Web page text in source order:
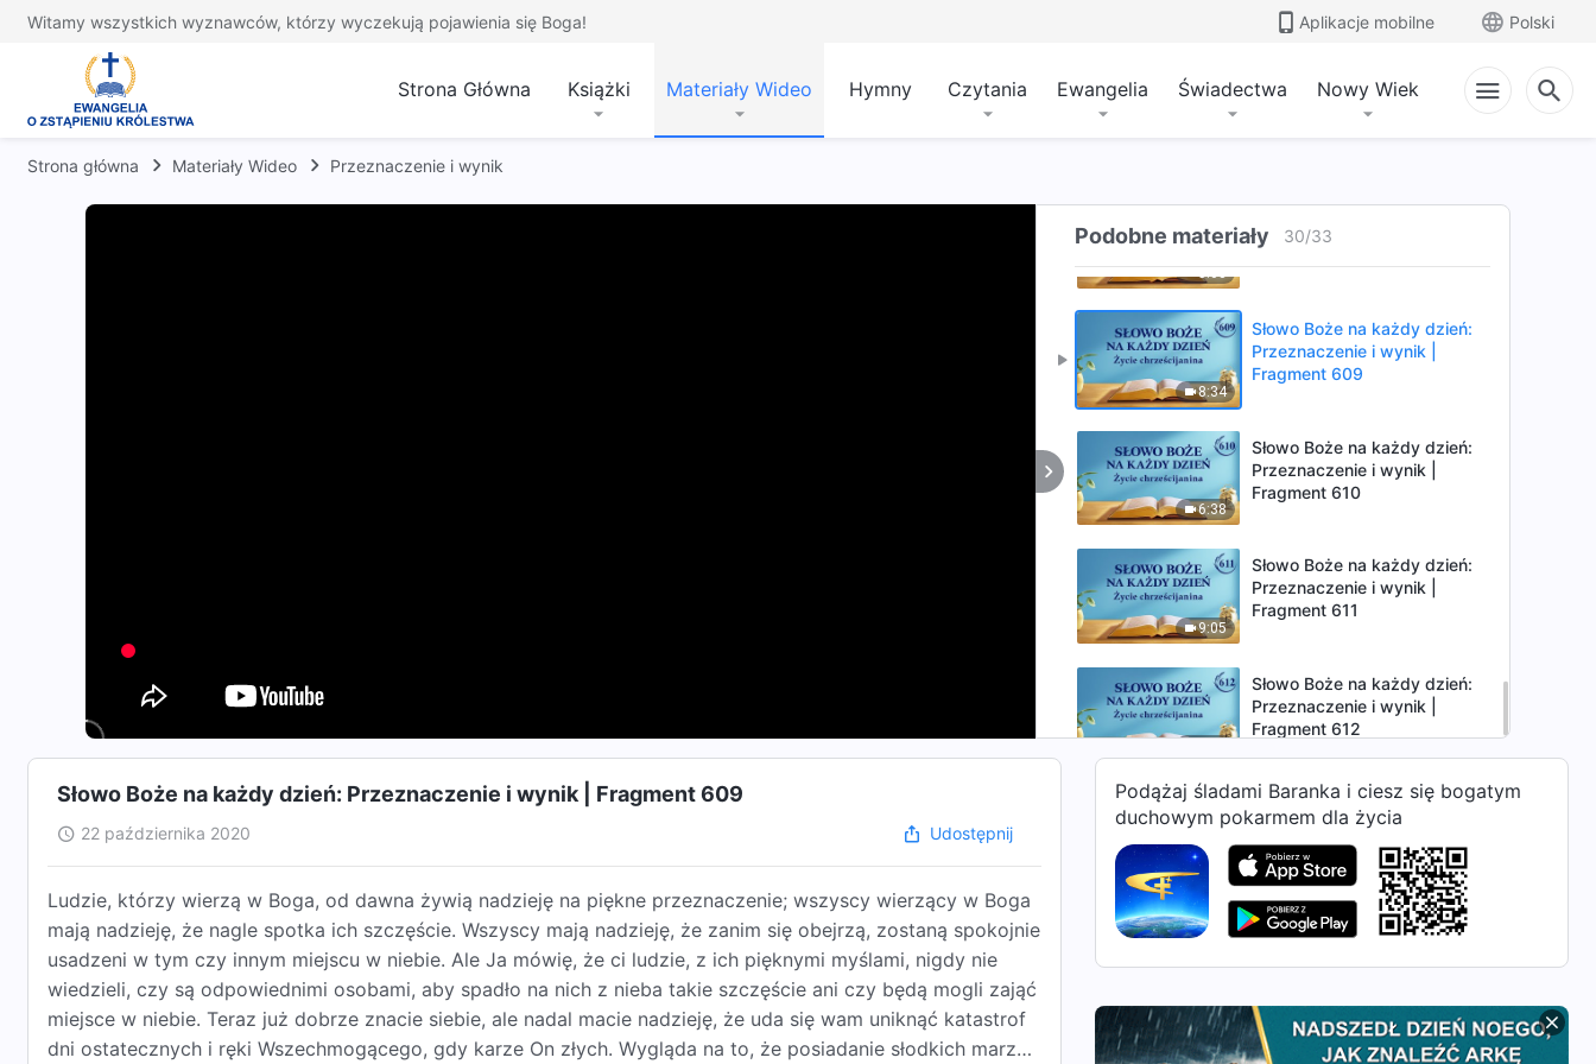
Witamy wszystkich wyznawców, którzy wyczekują pojawienia się Boga! Aplikacje mobilne Polski
Strona Główna Książki Materiały Wideo Hymny Czytania Ewangelia Świadectwa Nowy Wiek
Strona główna Materiały Wideo Przeznaczenie i wynik
Podobne materiały 30/33
Fragment 606
Słowo Boże na każdy dzień:
Przeznaczenie i wynik |
5:08
Słowo Boże na każdy dzień:
Przeznaczenie i wynik |
8:34
Słowo Boże na każdy dzień:
Przeznaczenie i wynik |
Fragment 609
6:38
Słowo Boże na każdy dzień:
Przeznaczenie i wynik |
Fragment 610
9:05
Słowo Boże na każdy dzień:
Przeznaczenie i wynik |
Fragment 611
Słowo Boże na każdy dzień:
Przeznaczenie i wynik |
Fragment 612
Słowo Boże na każdy dzień: Przeznaczenie i wynik | Fragment 609
22 października 2020 Udostępnij
Ludzie, którzy wierzą w Boga, od dawna żywią nadzieję na piękne przeznaczenie; wszyscy wierzący w Boga
mają nadzieję, że nagle spotka ich szczęście. Wszyscy mają nadzieję, że zanim się obejrzą, zostaną spokojnie
usadzeni w tym czy innym miejscu w niebie. Ale Ja mówię, że ci ludzie, z ich pięknymi myślami, nigdy nie
wiedzieli, czy są odpowiednimi osobami, aby spadło na nich z nieba takie szczęście ani czy będą mogli zająć
miejsce w niebie. Teraz już dobrze znacie siebie, ale nadal macie nadzieję, że uda się wam uniknąć katastrof
dni ostatecznych i ręki Wszechmogącego, gdy karze On złych. Wygląda na to, że posiadanie słodkich marzeń
Podążaj śladami Baranka i ciesz się bogatym
duchowym pokarmem dla życia